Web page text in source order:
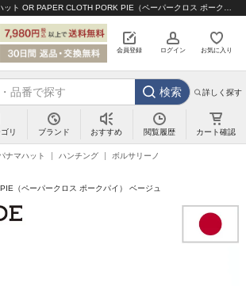
会員登録 ログイン お気に入り
検索 詳しく探す
リ ブランド おすすめ 閲覧履歴 カート確認
ナマハット ハンチング ボルサリーノ
（ペーパークロス ポークパイ） ベージュ